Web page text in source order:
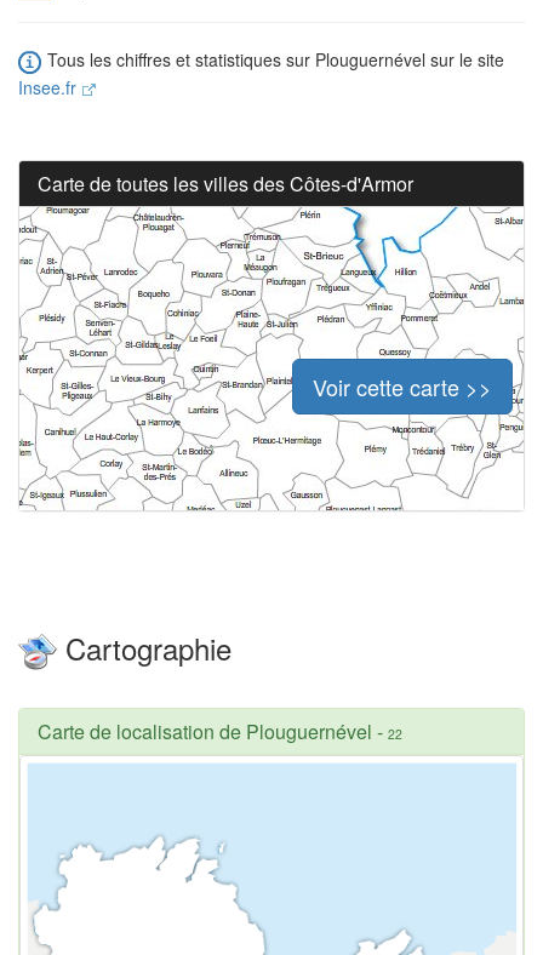
Tous les chiffres et statistiques sur Plouguernével sur le site
Insee.fr
Carte de toutes les villes des Côtes-d'Armor
Voir cette carte >>
Cartographie
Carte de localisation de Plouguernével - 22